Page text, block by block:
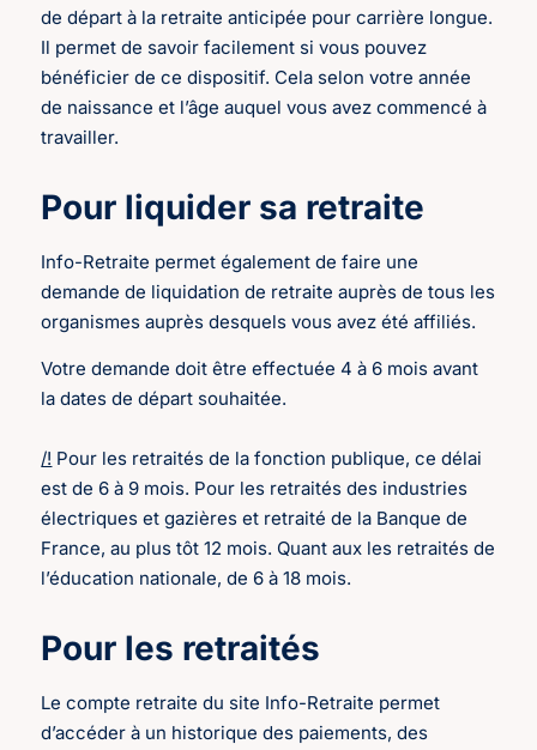
de départ à la retraite anticipée pour carrière longue.
Il permet de savoir facilement si vous pouvez
bénéficier de ce dispositif. Cela selon votre année
de naissance et l’âge auquel vous avez commencé à
travailler.
Pour liquider sa retraite
Info-Retraite permet également de faire une
demande de liquidation de retraite auprès de tous les
organismes auprès desquels vous avez été affiliés.
Votre demande doit être effectuée 4 à 6 mois avant
la dates de départ souhaitée.
/! Pour les retraités de la fonction publique, ce délai
est de 6 à 9 mois. Pour les retraités des industries
électriques et gazières et retraité de la Banque de
France, au plus tôt 12 mois. Quant aux les retraités de
l’éducation nationale, de 6 à 18 mois.
Pour les retraités
Le compte retraite du site Info-Retraite permet
d’accéder à un historique des paiements, des